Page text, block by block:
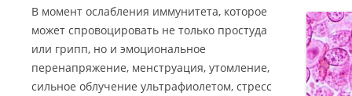
В момент ослабления иммунитета, которое
может спровоцировать не только простуда
или грипп, но и эмоциональное
перенапряжение, менструация, утомление,
сильное облучение ультрафиолетом, стресс